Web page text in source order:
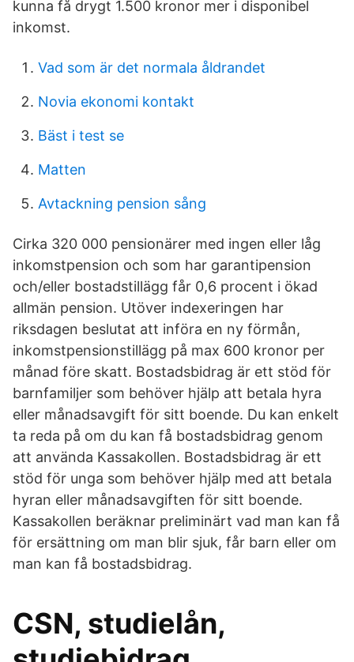
kunna få drygt 1.500 kronor mer i disponibel
inkomst.
Vad som är det normala åldrandet
Novia ekonomi kontakt
Bäst i test se
Matten
Avtackning pension sång
Cirka 320 000 pensionärer med ingen eller låg
inkomstpension och som har garantipension
och/eller bostadstillägg får 0,6 procent i ökad
allmän pension. Utöver indexeringen har
riksdagen beslutat att införa en ny förmån,
inkomstpensionstillägg på max 600 kronor per
månad före skatt. Bostadsbidrag är ett stöd för
barnfamiljer som behöver hjälp att betala hyra
eller månadsavgift för sitt boende. Du kan enkelt
ta reda på om du kan få bostadsbidrag genom
att använda Kassakollen. Bostadsbidrag är ett
stöd för unga som behöver hjälp med att betala
hyran eller månadsavgiften för sitt boende.
Kassakollen beräknar preliminärt vad man kan få
för ersättning om man blir sjuk, får barn eller om
man kan få bostadsbidrag.
CSN, studielån,